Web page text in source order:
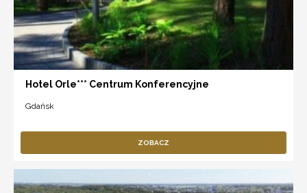
Hotel Orle*** Centrum Konferencyjne
Gdańsk
ZOBACZ